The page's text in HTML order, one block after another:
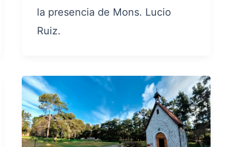
la presencia de Mons. Lucio
Ruiz.